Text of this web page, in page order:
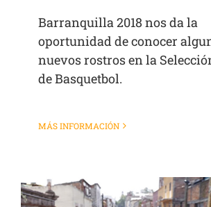
Barranquilla 2018 nos da la
oportunidad de conocer
nuevos rostros en la
de Basquetbol.
MÁS INFORMACIÓN